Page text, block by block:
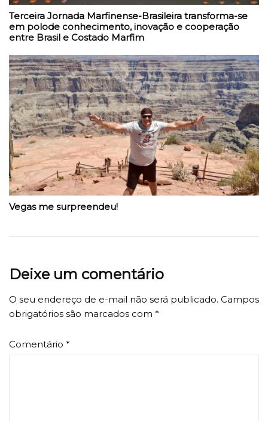
Terceira Jornada Marfinense-Brasileira transforma-se
em polode conhecimento, inovação e cooperação
entre Brasil e Costado Marfim
Vegas me surpreendeu!
Deixe um comentário
O seu endereço de e-mail não será publicado. Campos
obrigatórios são marcados com *
Comentário *